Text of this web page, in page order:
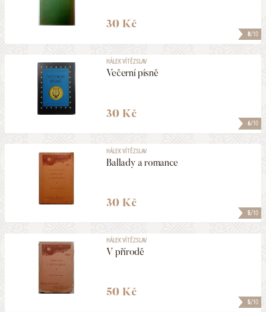
8/10
30 Kč
6/10
HÁLEK VÍTĚZSLAV
Večerní písně
30 Kč
5/10
HÁLEK VÍTĚZSLAV
Ballady a romance
30 Kč
5/10
HÁLEK VÍTĚZSLAV
V přírodě
50 Kč